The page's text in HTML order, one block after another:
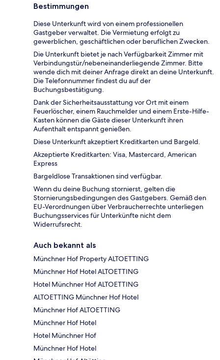
Bestimmungen
Diese Unterkunft wird von einem professionellen
Gastgeber verwaltet. Die Vermietung erfolgt zu
gewerblichen, geschäftlichen oder beruflichen Zwecken.
Die Unterkunft bietet je nach Verfügbarkeit Zimmer mit
Verbindungstür/nebeneinanderliegende Zimmer. Bitte
wende dich mit deiner Anfrage direkt an deine Unterkunft.
Die Telefonnummer findest du auf der
Buchungsbestätigung.
Dank der Sicherheitsausstattung vor Ort mit einem
Feuerlöscher, einem Rauchmelder und einem Erste-Hilfe-
Kasten können die Gäste dieser Unterkunft ihren
Aufenthalt entspannt genießen.
Diese Unterkunft akzeptiert Kreditkarten und Bargeld.
Akzeptierte Kreditkarten: Visa, Mastercard, American
Express
Bargeldlose Transaktionen sind verfügbar.
Wenn du deine Buchung stornierst, gelten die
Stornierungsbedingungen des Gastgebers. Gemäß den
EU-Verordnungen über Verbraucherrechte unterliegen
Buchungsservices für Unterkünfte nicht dem
Widerrufsrecht.
Auch bekannt als
Münchner Hof Property ALTOETTING
Münchner Hof Hotel ALTOETTING
Hotel Münchner Hof ALTOETTING
ALTOETTING Münchner Hof Hotel
Münchner Hof ALTOETTING
Münchner Hof Hotel
Hotel Münchner Hof
Münchner Hof Hotel